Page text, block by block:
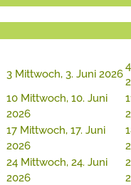
3 Mittwoch, 3. Juni 2026
4
10 Mittwoch, 10. Juni
2026
17 Mittwoch, 17. Juni
2026
24 Mittwoch, 24. Juni
2026